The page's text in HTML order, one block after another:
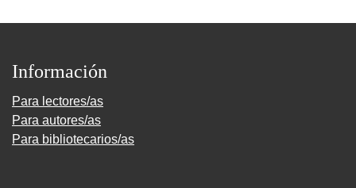
Información
Para lectores/as
Para autores/as
Para bibliotecarios/as